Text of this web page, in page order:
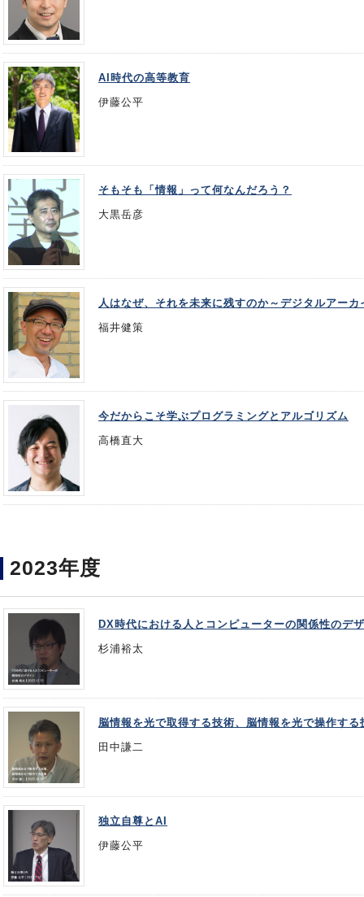
AI時代の高等教育
伊藤公平
そもそも「情報」って何なんだろう？
大黒岳彦
人はなぜ、それを未来に残すのか～デジタルアー
福井健策
今だからこそ学ぶプログラミングとアルゴリズム
高橋直大
2023年度
DX時代における人とコンピューターの関係性のデ
杉浦裕太
脳情報を光で取得する技術、脳情報を光で操作する
田中謙二
独立自尊とAI
伊藤公平